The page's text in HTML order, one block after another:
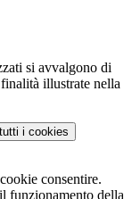
si avvalgono di
illustrate nella
i cookies
consentire.
funzionamento della